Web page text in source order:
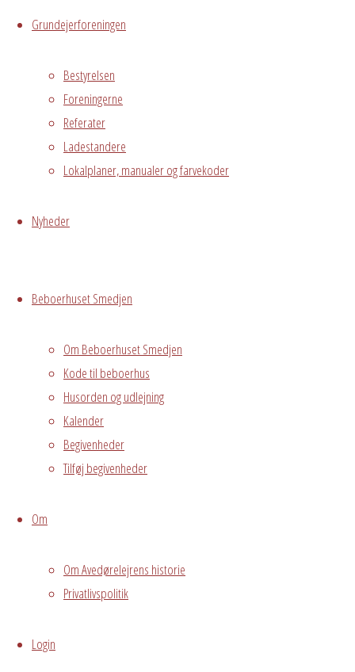
Grundejerforeningen
Bestyrelsen
Foreningerne
Referater
Ladestandere
Lokalplaner, manualer og farvekoder
Nyheder
Beboerhuset Smedjen
Om Beboerhuset Smedjen
Kode til beboerhus
Husorden og udlejning
Kalender
Begivenheder
Tilføj begivenheder
Om
Om Avedørelejrens historie
Privatlivspolitik
Login
Østre
Fælles
er for beboerne
omgivelser